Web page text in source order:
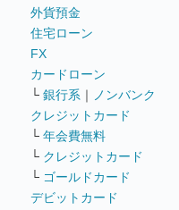
外貨預金
住宅ローン
FX
カードローン
└ 銀行系 ｜
ノンバンク
クレジットカード
└ 年会費無料
└ クレジットカード
└ ゴールドカード
デビットカード